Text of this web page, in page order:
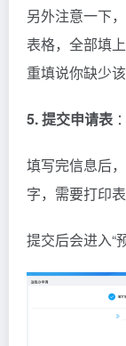
另外注意一下
表格，全部填
重填说你缺少该
5. 提交申请表 ：
填写完信息后
字，需要打印
提交后会进入“